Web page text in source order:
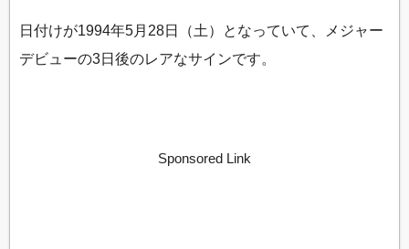
日付けが1994年5月28日（土）となっていて、メジャー
デビューの3日後のレアなサインです。
Sponsored Link